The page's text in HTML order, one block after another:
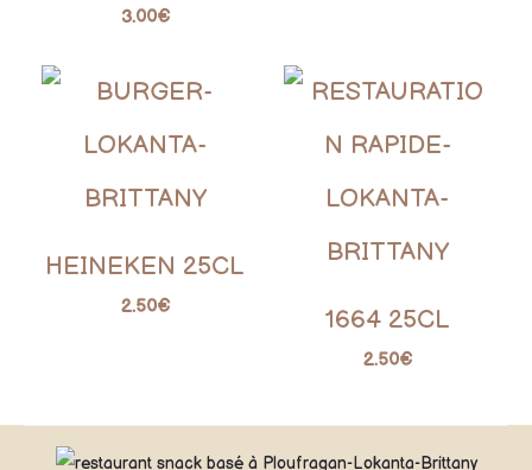
3.00€
HEINEKEN 25CL
2.50€ 1664 25CL
2.50€